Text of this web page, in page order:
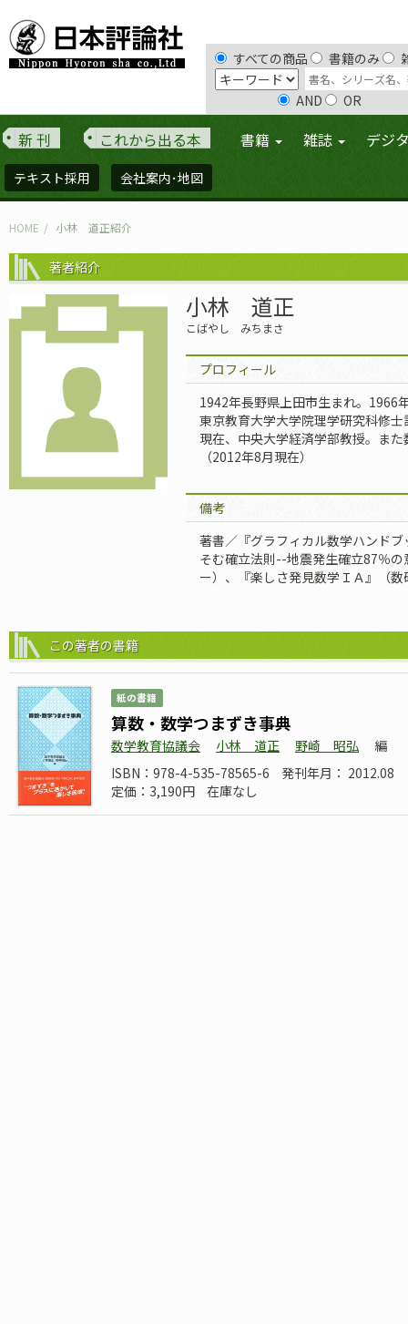
すべての商品 書籍のみ
AND OR
新 刊 これから出る本 書籍 雑誌 デジ
テキスト採用 会社案内･地図
HOME 小林 道正紹介
著者紹介
小林 道正
こばやし みちまさ
プロフィール
1942年長野県上田市生まれ。1966
東京教育大学大学院理学研究科修
現在、中央大学経済学部教授。ま
（2012年8月現在）
備考
著書／『グラフィカル数学ハンド
そむ確立法則--地震発生確立87％
ー）、『楽しさ発見数学ＩＡ』（
この著者の書籍
紙の書籍
算数・数学つまずき事典
数学教育協議会 小林 道正 野崎 昭弘
編
ISBN：978-4-535-78565-6
発刊年月： 2012.08
定価：3,190円
在庫なし